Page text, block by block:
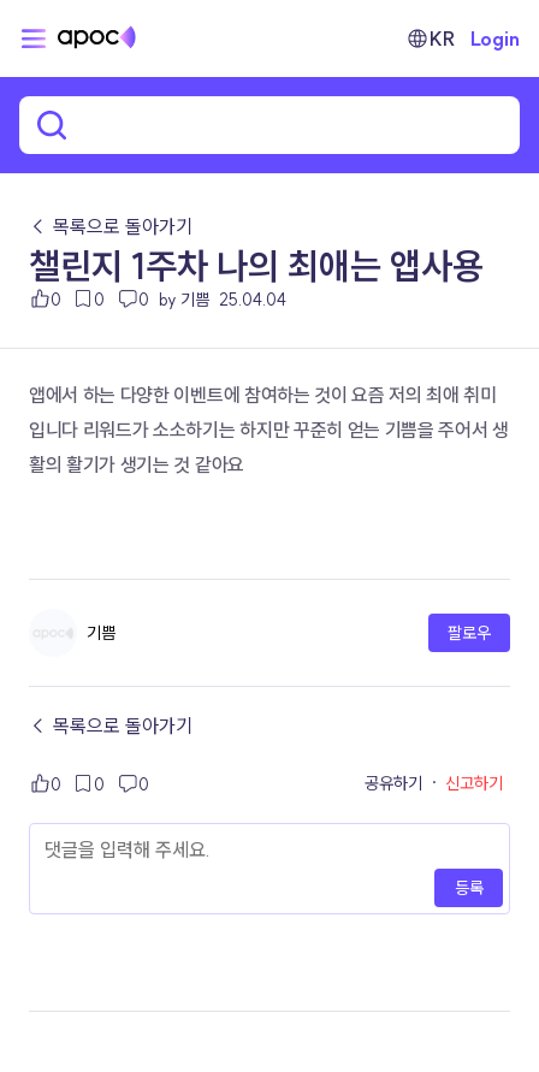
KR Login
← 목록으로 돌아가기
챌린지 1주차 나의 최애는 앱사용
0 0 0 by 기쁨 25.04.04
앱에서 하는 다양한 이벤트에 참여하는 것이 요즘 저의 최애 취미
입니다 리워드가 소소하기는 하지만 꾸준히 얻는 기쁨을 주어서 생
활의 활기가 생기는 것 같아요
기쁨 팔로우
← 목록으로 돌아가기
0 0 0 공유하기 · 신고하기
등록